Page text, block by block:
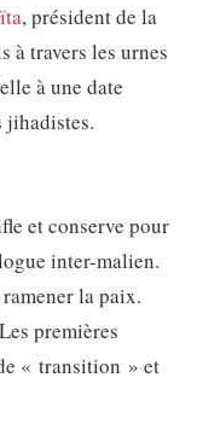
, président de la
à travers les urnes
à une date
jihadistes.
et conserve pour
inter-malien.
la paix.
premières
« transition » et